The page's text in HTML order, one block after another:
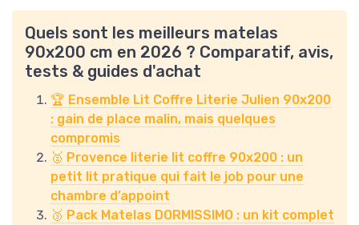
Quels sont les meilleurs matelas
90x200 cm en 2026 ? Comparatif, avis,
tests & guides d'achat
🏆 Ensemble Lit Coffre Literie Julien 90x200
: gain de place malin, mais quelques
compromis
🥈 Provence literie lit coffre 90x200 : un
petit lit pratique qui fait le job pour une
chambre d’appoint
🥉 Pack Matelas DORMISSIMO : un kit complet